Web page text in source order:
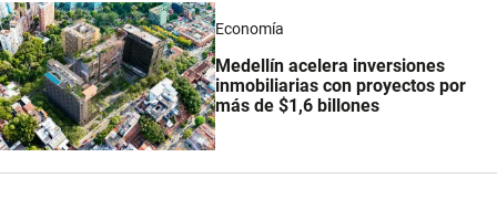
Economía
Medellín acelera inversiones
inmobiliarias con proyectos por
más de $1,6 billones